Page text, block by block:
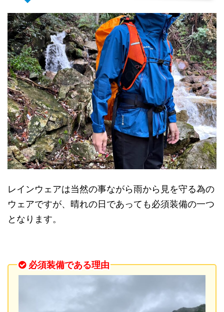
レインウェアは当然の事ながら雨から見を守る為の
ウェアですが、晴れの日であっても必須装備の一つ
となります。
必須装備である理由